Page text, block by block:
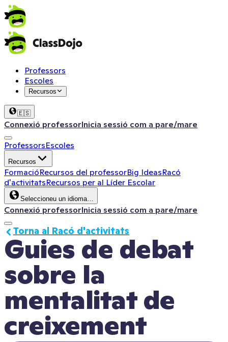
Professors
Escoles
Recursos
🇪🇸
Connexió professorInicia sessió com a pare/mare
ProfessorsEscoles
Recursos
FormacióRecursos del professorBig IdeasRacó
d'activitatsRecursos per al Líder Escolar
Seleccioneu un idioma…
Connexió professorInicia sessió com a pare/mare
Guies de debat
sobre la
mentalitat de
creixement
Torna al Racó d'activitats